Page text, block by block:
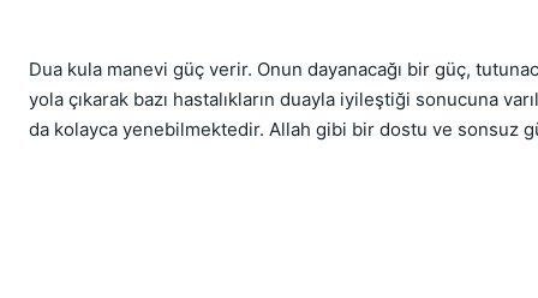
Dua kula manevi güç verir. Onun dayanacağı bir güç,
yola çıkarak bazı hastalıkların duayla iyileştiği sonucuna
da kolayca yenebilmektedir. Allah gibi bir dostu ve sonsuz